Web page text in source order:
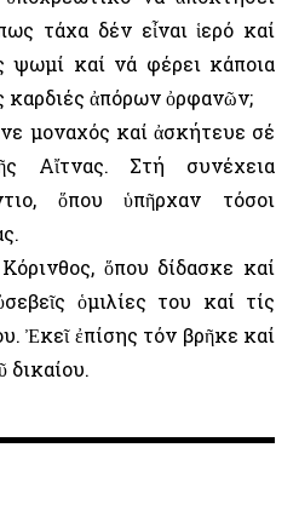
τάχα δέν εἶναι ἱερό καί
ψωμί καί νά φέρει κάποια
καρδιές ἀπόρων ὀρφανῶν;
μοναχός καί ἀσκήτευε σέ
Αἴτνας. Στή συνέχεια
ὅπου ὑπῆρχαν τόσοι
ὅπου δίδασκε καί
ὁμιλίες του καί τίς
Ἐκεῖ ἐπίσης τόν βρῆκε καί
δικαίου.